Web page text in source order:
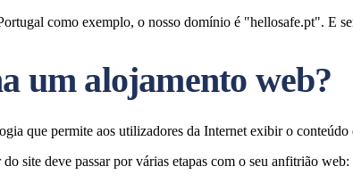
como exemplo, o nosso domínio é "hellosafe.pt". E
um alojamento web?
que permite aos utilizadores da Internet exibir o
site deve passar por várias etapas com o seu anfitrião web: